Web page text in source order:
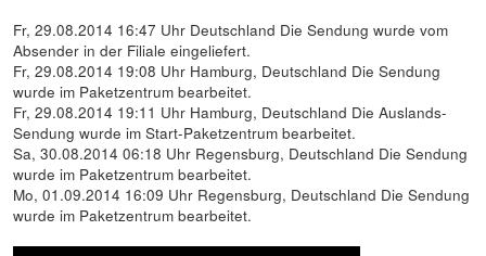
Fr, 29.08.2014 16:47 Uhr Deutschland Die Sendung wurde vom
Absender in der Filiale eingeliefert.
Fr, 29.08.2014 19:08 Uhr Hamburg, Deutschland Die Sendung
wurde im Paketzentrum bearbeitet.
Fr, 29.08.2014 19:11 Uhr Hamburg, Deutschland Die Auslands-
Sendung wurde im Start-Paketzentrum bearbeitet.
Sa, 30.08.2014 06:18 Uhr Regensburg, Deutschland Die Sendung
wurde im Paketzentrum bearbeitet.
Mo, 01.09.2014 16:09 Uhr Regensburg, Deutschland Die Sendung
wurde im Paketzentrum bearbeitet.